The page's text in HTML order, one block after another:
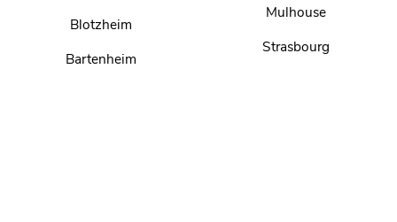
Blotzheim
Bartenheim
Mulhouse
Strasbourg